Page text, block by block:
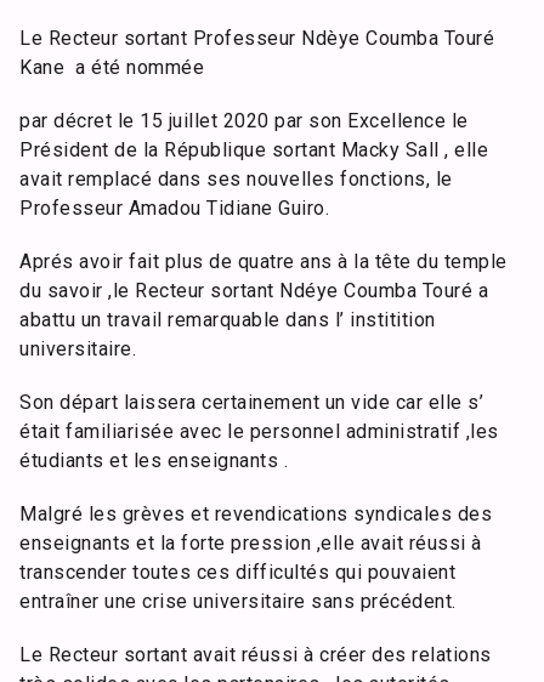
Le Recteur sortant Professeur Ndèye Coumba Touré
Kane a été nommée
par décret le 15 juillet 2020 par son Excellence le
Président de la République sortant Macky Sall , elle
avait remplacé dans ses nouvelles fonctions, le
Professeur Amadou Tidiane Guiro.
Aprés avoir fait plus de quatre ans à la tête du temple
du savoir ,le Recteur sortant Ndéye Coumba Touré a
abattu un travail remarquable dans l’ institition
universitaire.
Son départ laissera certainement un vide car elle s’
était familiarisée avec le personnel administratif ,les
étudiants et les enseignants .
Malgré les grèves et revendications syndicales des
enseignants et la forte pression ,elle avait réussi à
transcender toutes ces difficultés qui pouvaient
entraîner une crise universitaire sans précédent.
Le Recteur sortant avait réussi à créer des relations